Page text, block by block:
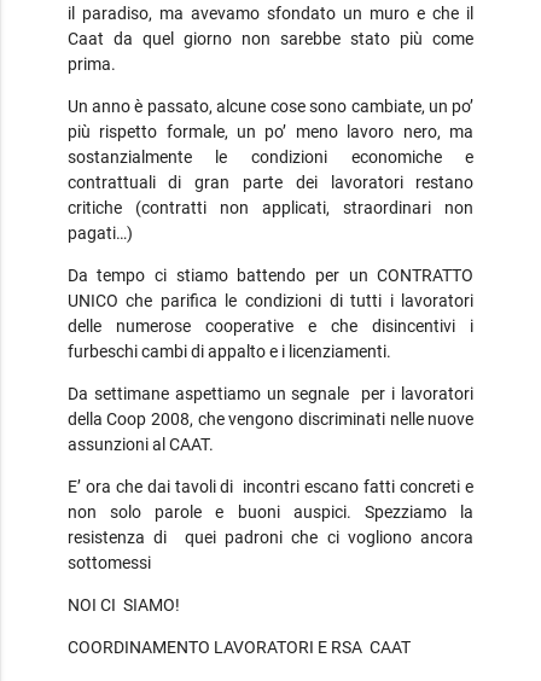
il paradiso, ma avevamo sfondato un muro e che il
Caat da quel giorno non sarebbe stato più come
prima.
Un anno è passato, alcune cose sono cambiate, un po’
più rispetto formale, un po’ meno lavoro nero, ma
sostanzialmente le condizioni economiche e
contrattuali di gran parte dei lavoratori restano
critiche (contratti non applicati, straordinari non
pagati…)
Da tempo ci stiamo battendo per un CONTRATTO
UNICO che parifica le condizioni di tutti i lavoratori
delle numerose cooperative e che disincentivi i
furbeschi cambi di appalto e i licenziamenti.
Da settimane aspettiamo un segnale per i lavoratori
della Coop 2008, che vengono discriminati nelle nuove
assunzioni al CAAT.
E’ ora che dai tavoli di incontri escano fatti concreti e
non solo parole e buoni auspici. Spezziamo la
resistenza di quei padroni che ci vogliono ancora
sottomessi
NOI CI SIAMO!
COORDINAMENTO LAVORATORI E RSA CAAT